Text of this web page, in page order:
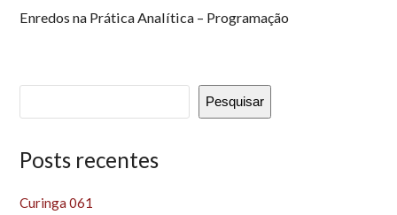
Enredos na Prática Analítica – Programação
Pesquisar
Posts recentes
Curinga 061